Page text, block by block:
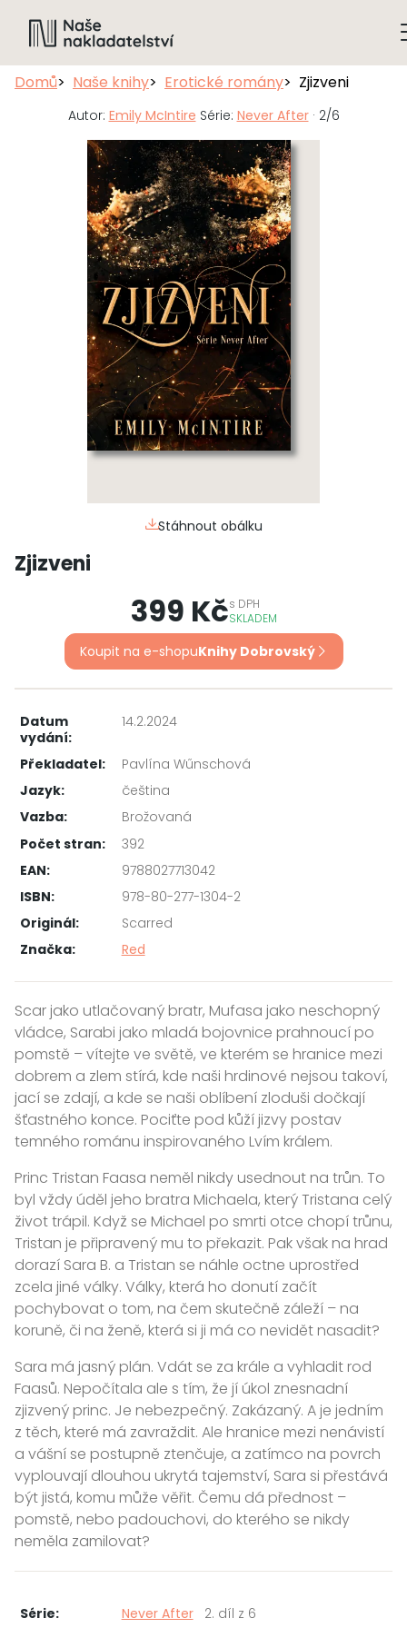
Domů Naše knihy Erotické romány Zjizveni
Autor: Emily McIntire Série: Never After· 2/6
Stáhnout obálku
Zjizveni
399 Kčs DPH
SKLADEM
Koupit na e-shopuKnihy Dobrovský
Datum
vydání:
14.2.2024
Překladatel:
Pavlína Wűnschová
Jazyk:
čeština
Vazba:
Brožovaná
Počet stran:
392
EAN:
9788027713042
ISBN:
978-80-277-1304-2
Originál:
Scarred
Značka:
Red
Scar jako utlačovaný bratr, Mufasa jako neschopný
vládce, Sarabi jako mladá bojovnice prahnoucí po
pomstě – vítejte ve světě, ve kterém se hranice mezi
dobrem a zlem stírá, kde naši hrdinové nejsou takoví,
jací se zdají, a kde se naši oblíbení zloduši dočkají
šťastného konce. Pociťte pod kůží jizvy postav
temného románu inspirovaného Lvím králem.
Princ Tristan Faasa neměl nikdy usednout na trůn. To
byl vždy úděl jeho bratra Michaela, který Tristana celý
život trápil. Když se Michael po smrti otce chopí trůnu,
Tristan je připravený mu to překazit. Pak však na hrad
dorazí Sara B. a Tristan se náhle octne uprostřed
zcela jiné války. Války, která ho donutí začít
pochybovat o tom, na čem skutečně záleží – na
koruně, či na ženě, která si ji má co nevidět nasadit?
Sara má jasný plán. Vdát se za krále a vyhladit rod
Faasů. Nepočítala ale s tím, že jí úkol znesnadní
zjizvený princ. Je nebezpečný. Zakázaný. A je jedním
z těch, které má zavraždit. Ale hranice mezi nenávistí
a vášní se postupně ztenčuje, a zatímco na povrch
vyplouvají dlouhou ukrytá tajemství, Sara si přestává
být jistá, komu může věřit. Čemu dá přednost –
pomstě, nebo padouchovi, do kterého se nikdy
neměla zamilovat?
Série: Never After 2. díl z 6